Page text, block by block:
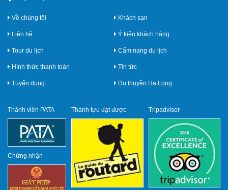
Về chúng tôi
Liên hệ
Tour du lịch
Hình thức thanh toán
Tuyển dụng
Khách sạn
Ý kiến khách hàng
Cẩm nang du lịch
Tin tức
Du thuyền Hạ Long
Thành viên PATA
Chứng nhận
Thành tựu đạt được Tripadvisor